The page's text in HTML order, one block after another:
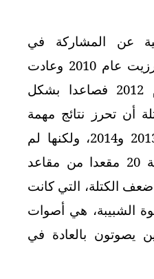
عن المشاركة في
الانتخابات في جامعة بيرزيت عام 2010 وعادت
لتشارك فيه منذ العام 2012 فصاعدا بشكل
أن تحرز نتائج مهمة
خلال الأعوام 2012 و 2013 و2014، ولكنها لم
تكن تحظى سوى بقرابة 20 مقعدا من مقاعد
الكتلة، التي كانت
الشبيبة، هي أصوات
يصوتون بالعادة في